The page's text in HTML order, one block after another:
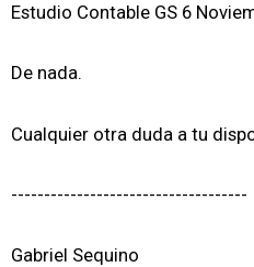
Estudio Contable GS 6
De nada.
Cualquier otra duda a tu
------------------------------------
Gabriel Sequino